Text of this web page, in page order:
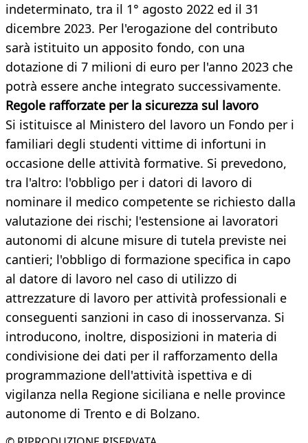
indeterminato, tra il 1° agosto 2022 ed il 31
dicembre 2023. Per l'erogazione del contributo
sarà istituito un apposito fondo, con una
dotazione di 7 milioni di euro per l'anno 2023 che
potrà essere anche integrato successivamente.
Regole rafforzate per la sicurezza sul lavoro
Si istituisce al Ministero del lavoro un Fondo per i
familiari degli studenti vittime di infortuni in
occasione delle attività formative. Si prevedono,
tra l'altro: l'obbligo per i datori di lavoro di
nominare il medico competente se richiesto dalla
valutazione dei rischi; l'estensione ai lavoratori
autonomi di alcune misure di tutela previste nei
cantieri; l'obbligo di formazione specifica in capo
al datore di lavoro nel caso di utilizzo di
attrezzature di lavoro per attività professionali e
conseguenti sanzioni in caso di inosservanza. Si
introducono, inoltre, disposizioni in materia di
condivisione dei dati per il rafforzamento della
programmazione dell'attività ispettiva e di
vigilanza nella Regione siciliana e nelle province
autonome di Trento e di Bolzano.